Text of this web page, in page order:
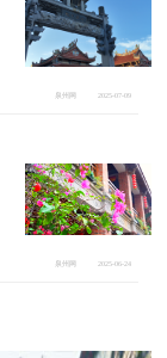
泉州网 2025-07-09
泉州网 2025-06-24